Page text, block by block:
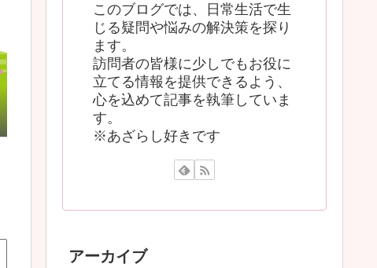
このブログでは、日常生活で生
じる疑問や悩みの解決策を探り
ます。
訪問者の皆様に少しでもお役に
立てる情報を提供できるよう、
心を込めて記事を執筆していま
す。
※あざらし好きです
アーカイブ